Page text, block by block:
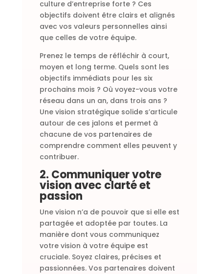
culture d’entreprise forte ? Ces
objectifs doivent être clairs et alignés
avec vos valeurs personnelles ainsi
que celles de votre équipe.
Prenez le temps de réfléchir à court,
moyen et long terme. Quels sont les
objectifs immédiats pour les six
prochains mois ? Où voyez-vous votre
réseau dans un an, dans trois ans ?
Une vision stratégique solide s’articule
autour de ces jalons et permet à
chacune de vos partenaires de
comprendre comment elles peuvent y
contribuer.
2. Communiquer votre
vision avec clarté et
passion
Une vision n’a de pouvoir que si elle est
partagée et adoptée par toutes. La
manière dont vous communiquez
votre vision à votre équipe est
cruciale. Soyez claires, précises et
passionnées. Vos partenaires doivent